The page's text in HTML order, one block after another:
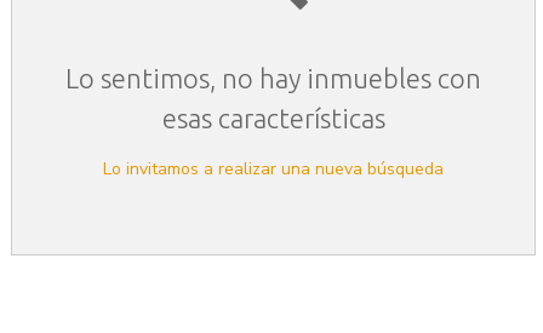
Lo sentimos, no hay inmuebles con
esas características
Lo invitamos a realizar una nueva búsqueda